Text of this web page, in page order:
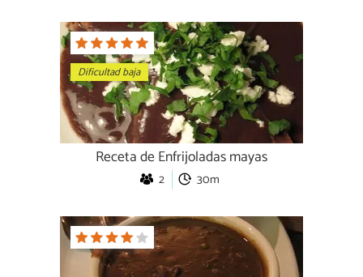
Dificultad baja
Receta de Enfrijoladas mayas
2 30m